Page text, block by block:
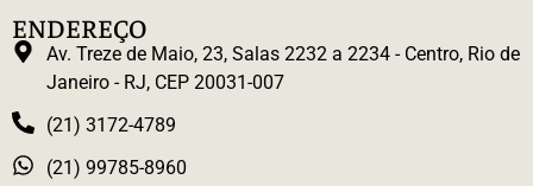
ENDEREÇO
Av. Treze de Maio, 23, Salas 2232 a 2234 - Centro, Rio de
Janeiro - RJ, CEP 20031-007
(21) 3172-4789
(21) 99785-8960